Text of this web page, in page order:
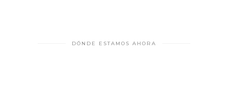
DÓNDE ESTAMOS AHORA